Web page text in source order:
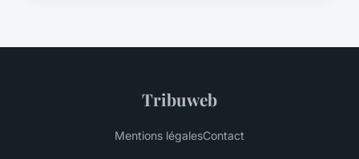
Tribuweb
Mentions légalesContact